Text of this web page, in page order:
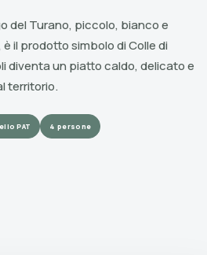
del Turano, piccolo, bianco e
il prodotto simbolo di Colle di
diventa un piatto caldo, delicato e
territorio.
PAT 4 persone